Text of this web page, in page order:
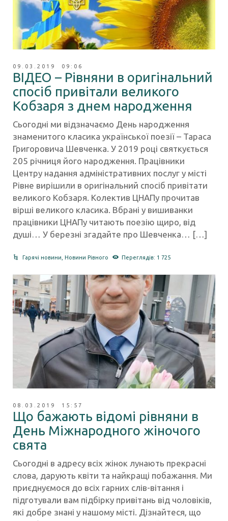
09.03.2019 09:06
ВІДЕО – Рівняни в оригінальний
спосіб привітали великого
Кобзаря з днем народження
Сьогодні ми відзначаємо День народження
знаменитого класика української поезії – Тараса
Григоровича Шевченка. У 2019 році святкується
205 річниця його народження. Працівники
Центру надання адміністративних послуг у місті
Рівне вирішили в оригінальний спосіб привітати
великого Кобзаря. Колектив ЦНАПу прочитав
вірші великого класика. Вбрані у вишиванки
працівники ЦНАПу читають поезію щиро, від
душі… У березні згадайте про Шевченка… […]
Гарячі новини ,Новини Рівного Переглядів: 1 725
08.03.2019 15:57
Що бажають відомі рівняни в
День Міжнародного жіночого
свята
Сьогодні в адресу всіх жінок лунають прекрасні
слова, дарують квіти та найкращі побажання. Ми
приєднуємося до всіх гарних слів-вітання і
підготували вам підбірку привітань від чоловіків,
які добре знані у нашому місті. Дізнайтеся, що